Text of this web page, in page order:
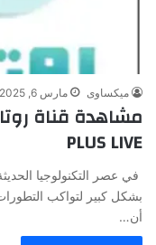
ميكساوى مارس 6, 2025
PLUS LIVE
في عصر التكنولوجيا
بشكل كبير لتواكب
أن…